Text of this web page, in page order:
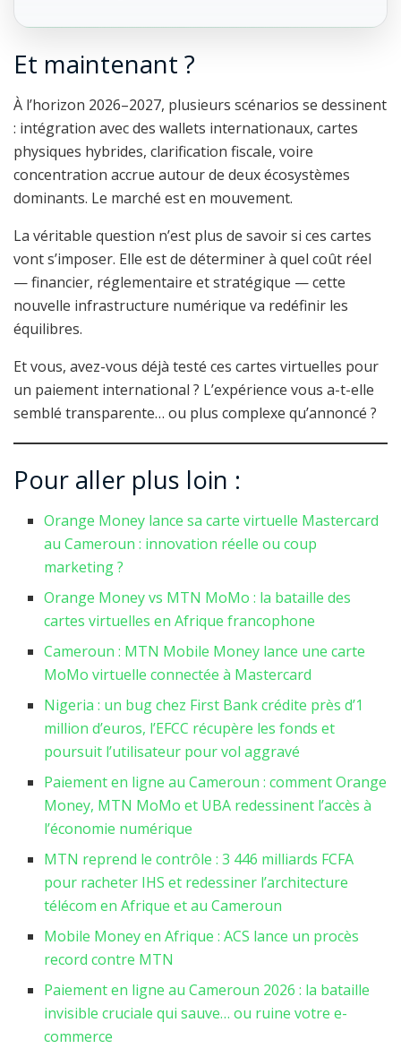
Et maintenant ?
À l’horizon 2026–2027, plusieurs scénarios se dessinent
: intégration avec des wallets internationaux, cartes
physiques hybrides, clarification fiscale, voire
concentration accrue autour de deux écosystèmes
dominants. Le marché est en mouvement.
La véritable question n’est plus de savoir si ces cartes
vont s’imposer. Elle est de déterminer à quel coût réel
— financier, réglementaire et stratégique — cette
nouvelle infrastructure numérique va redéfinir les
équilibres.
Et vous, avez-vous déjà testé ces cartes virtuelles pour
un paiement international ? L’expérience vous a-t-elle
semblé transparente… ou plus complexe qu’annoncé ?
Pour aller plus loin :
Orange Money lance sa carte virtuelle Mastercard
au Cameroun : innovation réelle ou coup
marketing ?
Orange Money vs MTN MoMo : la bataille des
cartes virtuelles en Afrique francophone
Cameroun : MTN Mobile Money lance une carte
MoMo virtuelle connectée à Mastercard
Nigeria : un bug chez First Bank crédite près d’1
million d’euros, l’EFCC récupère les fonds et
poursuit l’utilisateur pour vol aggravé
Paiement en ligne au Cameroun : comment Orange
Money, MTN MoMo et UBA redessinent l’accès à
l’économie numérique
MTN reprend le contrôle : 3 446 milliards FCFA
pour racheter IHS et redessiner l’architecture
télécom en Afrique et au Cameroun
Mobile Money en Afrique : ACS lance un procès
record contre MTN
Paiement en ligne au Cameroun 2026 : la bataille
invisible cruciale qui sauve… ou ruine votre e-
commerce